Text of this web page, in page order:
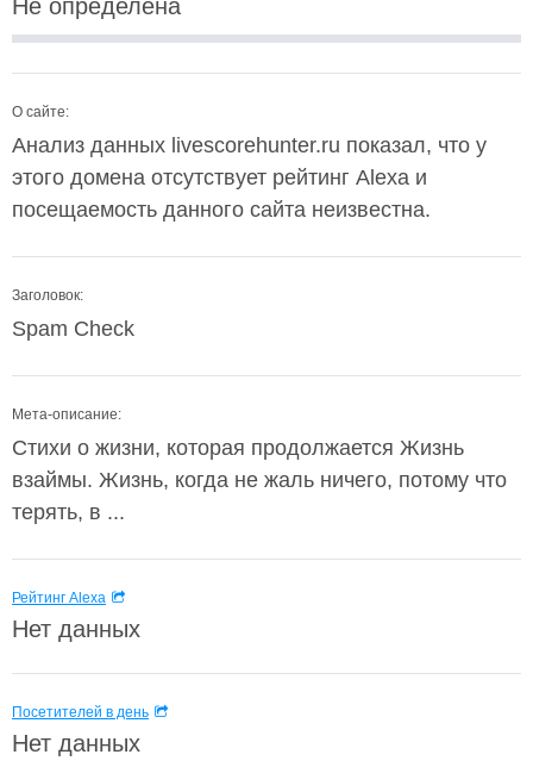
Не определена
О сайте:
Анализ данных livescorehunter.ru показал, что у
этого домена отсутствует рейтинг Alexa и
посещаемость данного сайта неизвестна.
Заголовок:
Spam Check
Мета-описание:
Стихи о жизни, которая продолжается Жизнь
взаймы. Жизнь, когда не жаль ничего, потому что
терять, в ...
Рейтинг Alexa
Нет данных
Посетителей в день
Нет данных